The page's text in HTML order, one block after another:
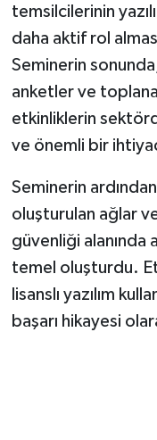
temsilcilerinin
daha aktif rol
Seminerin sonunda,
anketler ve
etkinliklerin
ve önemli bir
Seminerin
oluşturulan ağlar
güvenliği alanında
temel oluşturdu.
lisanslı yazılım
başarı hikayesi